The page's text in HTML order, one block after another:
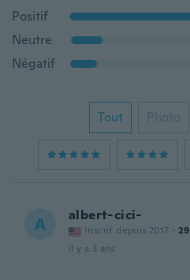
Positif
Neutre
Négatif
Tout Photo
A albert-cici-
Inscrit depuis 2017 · 29
il y a 3 ans